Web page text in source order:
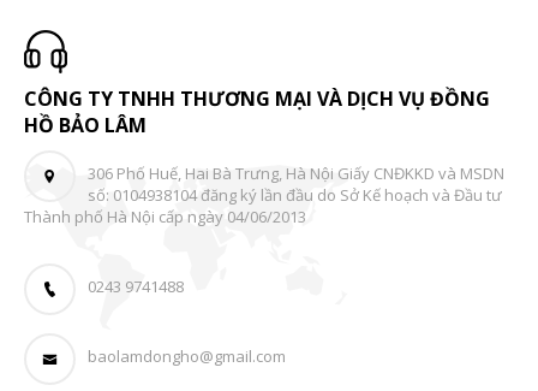
CÔNG TY TNHH THƯƠNG MẠI VÀ DỊCH VỤ ĐỒNG
HỒ BẢO LÂM
306 Phố Huế, Hai Bà Trưng, Hà Nội Giấy CNĐKKD và MSDN
số: 0104938104 đăng ký lần đầu do Sở Kế hoạch và Đầu tư
Thành phố Hà Nội cấp ngày 04/06/2013
0243 9741488
baolamdongho@gmail.com